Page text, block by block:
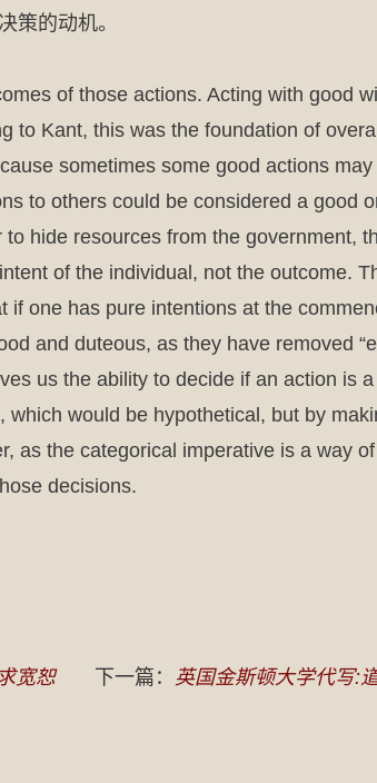
策的动机。
of those actions. Acting with good
Kant, this was the foundation of
sometimes some good actions
to others could be considered a good
hide resources from the government,
of the individual, not the outcome.
one has pure intentions at the
and duteous, as they have removed
us the ability to decide if an action is
would be hypothetical, but by
as the categorical imperative is a way
decisions.
宽恕 下一篇： 英国金斯顿大学代写: